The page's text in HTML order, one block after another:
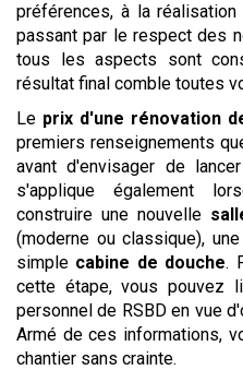
préférences, à la réalisation
passant par le respect des
tous les aspects sont
résultat final comble toutes
Le prix d'une rénovation
premiers renseignements
avant d'envisager de
s'applique également
construire une nouvelle
(moderne ou classique), une
simple cabine de douche.
cette étape, vous pouvez
personnel de RSBD en vue
Armé de ces informations,
chantier sans crainte.